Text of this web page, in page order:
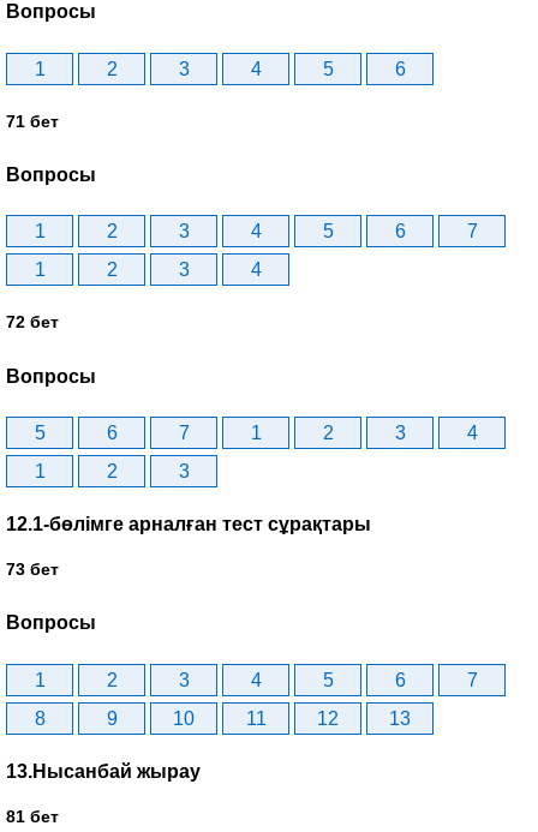
Вопросы
1 2 3 4 5 6
71 бет
Вопросы
1 2 3 4 5 6
7
1
2 3 4
72 бет
Вопросы
5 6 7 1 2 3
4
1
2 3
12.1-бөлімге арналған тест сұрақтары
73 бет
Вопросы
1 2 3 4 5 6
7
8
9 10 11 12 13
13.Нысанбай жырау
81 бет